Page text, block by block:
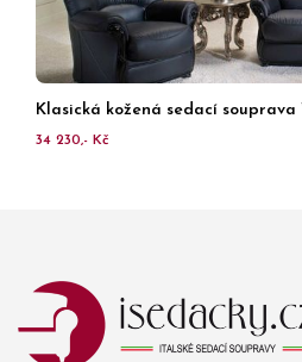
34 230,- Kč